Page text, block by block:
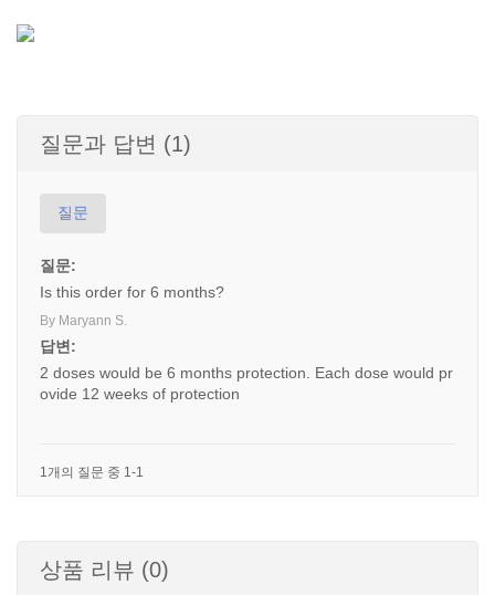
질문과 답변 (1)
질문
질문:
Is this order for 6 months?
By Maryann S.
답변:
2 doses would be 6 months protection. Each dose would pr
ovide 12 weeks of protection
1개의 질문 중 1-1
상품 리뷰 (0)